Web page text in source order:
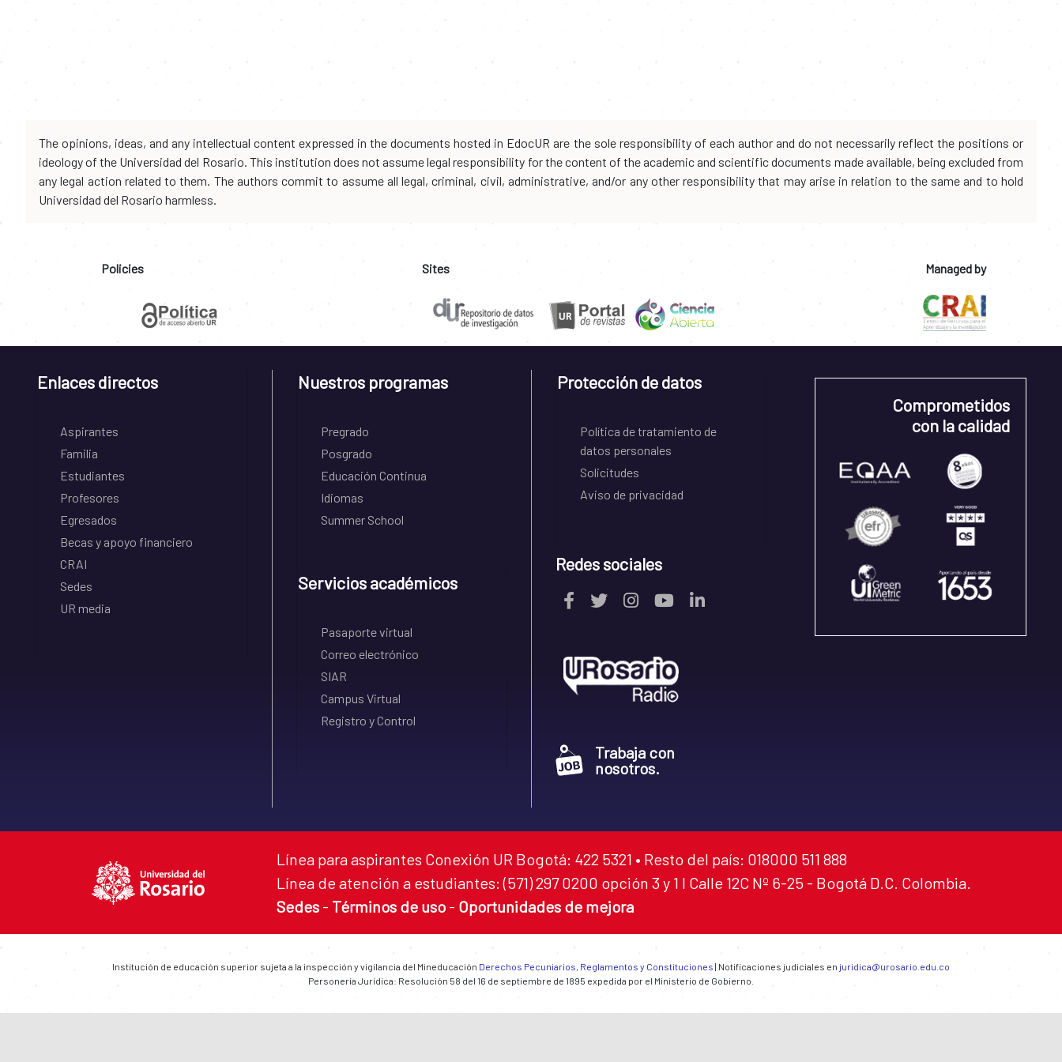
The opinions, ideas, and any intellectual content expressed in the documents hosted in EdocUR are the sole responsibility of each author and do not necessarily reflect the positions or
ideology of the Universidad del Rosario. This institution does not assume legal responsibility for the content of the academic and scientific documents made available, being excluded from
any legal action related to them. The authors commit to assume all legal, criminal, civil, administrative, and/or any other responsibility that may arise in relation to the same and to hold
Universidad del Rosario harmless.
Policies Sites Managed by
Enlaces directos
Aspirantes
Familia
Estudiantes
Profesores
Egresados
Becas y apoyo financiero
CRAI
Sedes
UR media
Nuestros programas
Pregrado
Posgrado
Educación Continua
Idiomas
Summer School
Servicios académicos
Pasaporte virtual
Correo electrónico
SIAR
Campus Virtual
Registro y Control
Protección de datos
Política de tratamiento de
datos personales
Solicitudes
Aviso de privacidad
Redes sociales
Trabaja con
nosotros.
Comprometidos
con la calidad
Línea para aspirantes Conexión UR Bogotá: 422 5321 • Resto del país: 018000 511 888
Línea de atención a estudiantes: (571) 297 0200 opción 3 y 1 I Calle 12C Nº 6-25 - Bogotá D.C. Colombia.
Sedes - Términos de uso - Oportunidades de mejora
Institución de educación superior sujeta a la inspección y vigilancia del Mineducación Derechos Pecuniarios, Reglamentos y Constituciones | Notificaciones judiciales en juridica@urosario.edu.co
Personería Jurídica: Resolución 58 del 16 de septiembre de 1895 expedida por el Ministerio de Gobierno.